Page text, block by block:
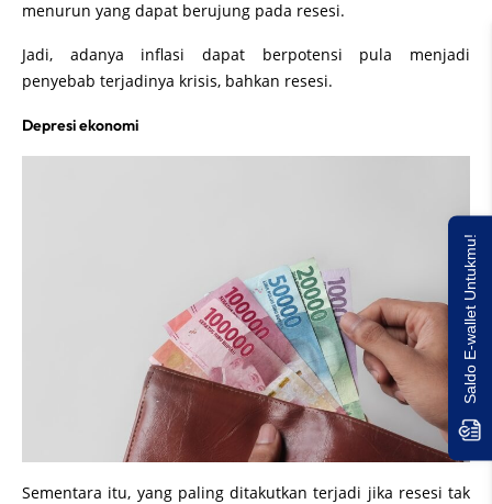
menurun yang dapat berujung pada resesi.
Jadi, adanya inflasi dapat berpotensi pula menjadi
penyebab terjadinya krisis, bahkan resesi.
Depresi ekonomi
Sementara itu, yang paling ditakutkan terjadi jika resesi tak
Saldo E-wallet Untukmu!